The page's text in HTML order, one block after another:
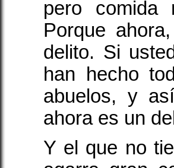
pero
Porque
delito. Si
han hecho
abuelos, y
ahora es un
Y el que no